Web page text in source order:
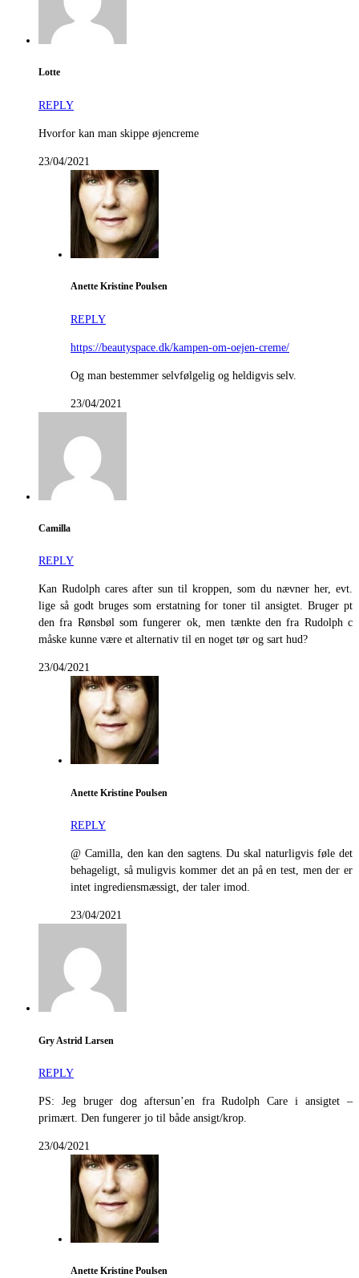
Lotte
REPLY
Hvorfor kan man skippe øjencreme
23/04/2021
Anette Kristine Poulsen
REPLY
https://beautyspace.dk/kampen-om-oejen-creme/
Og man bestemmer selvfølgelig og heldigvis selv.
23/04/2021
Camilla
REPLY
Kan Rudolph cares after sun til kroppen, som du nævner her, evt.
lige så godt bruges som erstatning for toner til ansigtet. Bruger pt
den fra Rønsbøl som fungerer ok, men tænkte den fra Rudolph c
måske kunne være et alternativ til en noget tør og sart hud?
23/04/2021
Anette Kristine Poulsen
REPLY
@ Camilla, den kan den sagtens. Du skal naturligvis føle det
behageligt, så muligvis kommer det an på en test, men der er
intet ingrediensmæssigt, der taler imod.
23/04/2021
Gry Astrid Larsen
REPLY
PS: Jeg bruger dog aftersun’en fra Rudolph Care i ansigtet –
primært. Den fungerer jo til både ansigt/krop.
23/04/2021
Anette Kristine Poulsen